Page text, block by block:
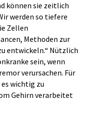
können sie zeitlich
werden so tiefere
Zellen
Methoden zur
entwickeln.“ Nützlich
sein, wenn
verursachen. Für
wichtig zu
Gehirn verarbeitet